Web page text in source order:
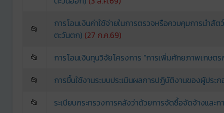
📂
การโอนเงินค่าใช้จ่ายในการตรวจหรือควบคุมการนำ
ตะวันตก) (27 ก.ค.69)
📂
การโอนเงินทุนวิจัยโครงการ "การเพิ่มศักยภาพเกษต
📂
การขึ้นใช้งานระบบประเมินผลการปฏิบัติงานของผู้ปร
📂
ระเบียบกระทรวงการคลังว่าด้วยการจัดซื้อจัดจ้างแล